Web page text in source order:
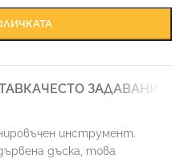
ЧЕСТО ЗАДАВАНИ
инструмент.
дъска, това